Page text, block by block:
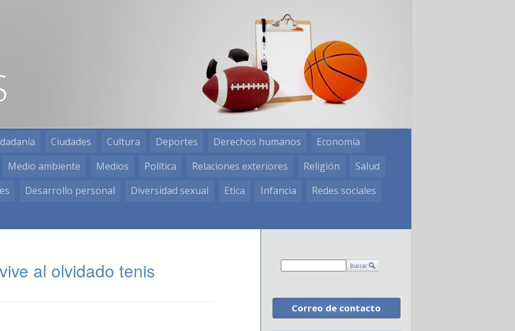
Ciudades Cultura Deportes Derechos humanos
Economía
Medio ambiente Medios Política Relaciones exteriores Religión
Salud
Desarrollo personal Diversidad sexual Etica Infancia
Redes sociales
al olvidado tenis
Correo de contacto